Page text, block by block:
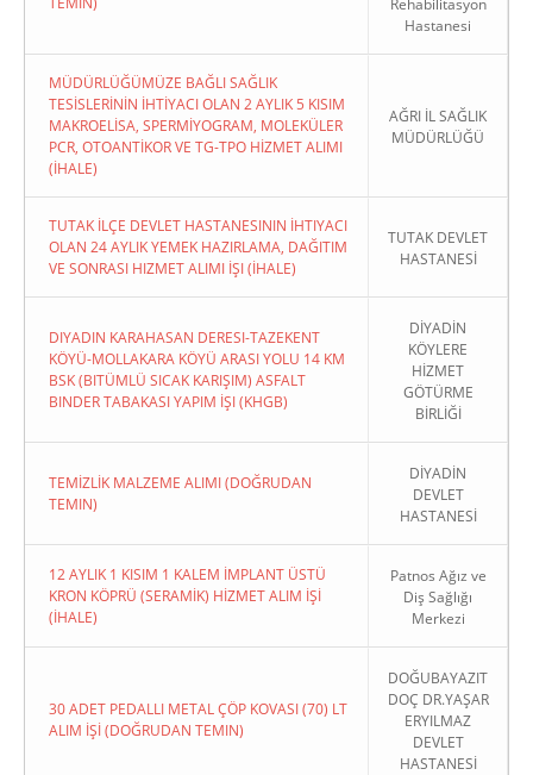
Rehabilitasyon
Hastanesi
MÜDÜRLÜĞÜMÜZE BAĞLI SAĞLIK
TESİSLERİNİN İHTİYACI OLAN 2 AYLIK 5 KISIM
MAKROELİSA, SPERMİYOGRAM, MOLEKÜLER
PCR, OTOANTİKOR VE TG-TPO HİZMET ALIMI
(İHALE)
AĞRI İL SAĞLIK
MÜDÜRLÜĞÜ
TUTAK İLÇE DEVLET HASTANESININ İHTIYACI
OLAN 24 AYLIK YEMEK HAZIRLAMA, DAĞITIM
VE SONRASI HIZMET ALIMI İŞI (İHALE)
TUTAK DEVLET
HASTANESİ
DIYADIN KARAHASAN DERESI-TAZEKENT
KÖYÜ-MOLLAKARA KÖYÜ ARASI YOLU 14 KM
BSK (BITÜMLÜ SICAK KARIŞIM) ASFALT
BINDER TABAKASI YAPIM İŞI (KHGB)
DİYADİN
KÖYLERE
HİZMET
GÖTÜRME
BİRLİĞİ
TEMİZLİK MALZEME ALIMI (DOĞRUDAN
TEMIN)
DİYADİN
DEVLET
HASTANESİ
12 AYLIK 1 KISIM 1 KALEM İMPLANT ÜSTÜ
KRON KÖPRÜ (SERAMİK) HİZMET ALIM İŞİ
(İHALE)
Patnos Ağız ve
Diş Sağlığı
Merkezi
30 ADET PEDALLI METAL ÇÖP KOVASI (70) LT
ALIM İŞİ (DOĞRUDAN TEMIN)
DOĞUBAYAZIT
DOÇ DR.YAŞAR
ERYILMAZ
DEVLET
HASTANESİ